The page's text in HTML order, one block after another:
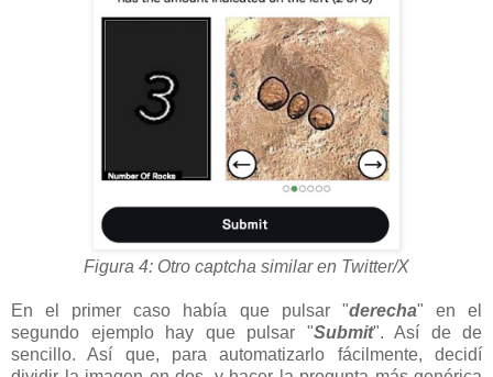
Figura 4: Otro captcha similar en Twitter/X
En el primer caso había que pulsar "derecha" en el
segundo ejemplo hay que pulsar "Submit". Así de de
sencillo. Así que, para automatizarlo fácilmente, decidí